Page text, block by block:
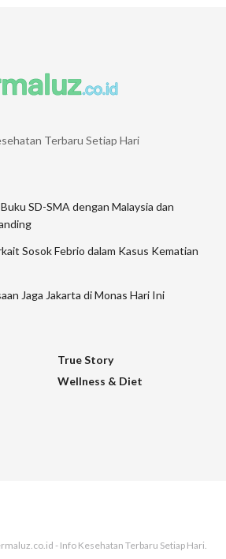
Terbaru Setiap Hari
SD-SMA dengan Malaysia dan
Sosok Febrio dalam Kasus Kematian
Jaga Jakarta di Monas Hari Ini
True Story
Wellness & Diet
- Info Kesehatan Terbaru Setiap Hari.